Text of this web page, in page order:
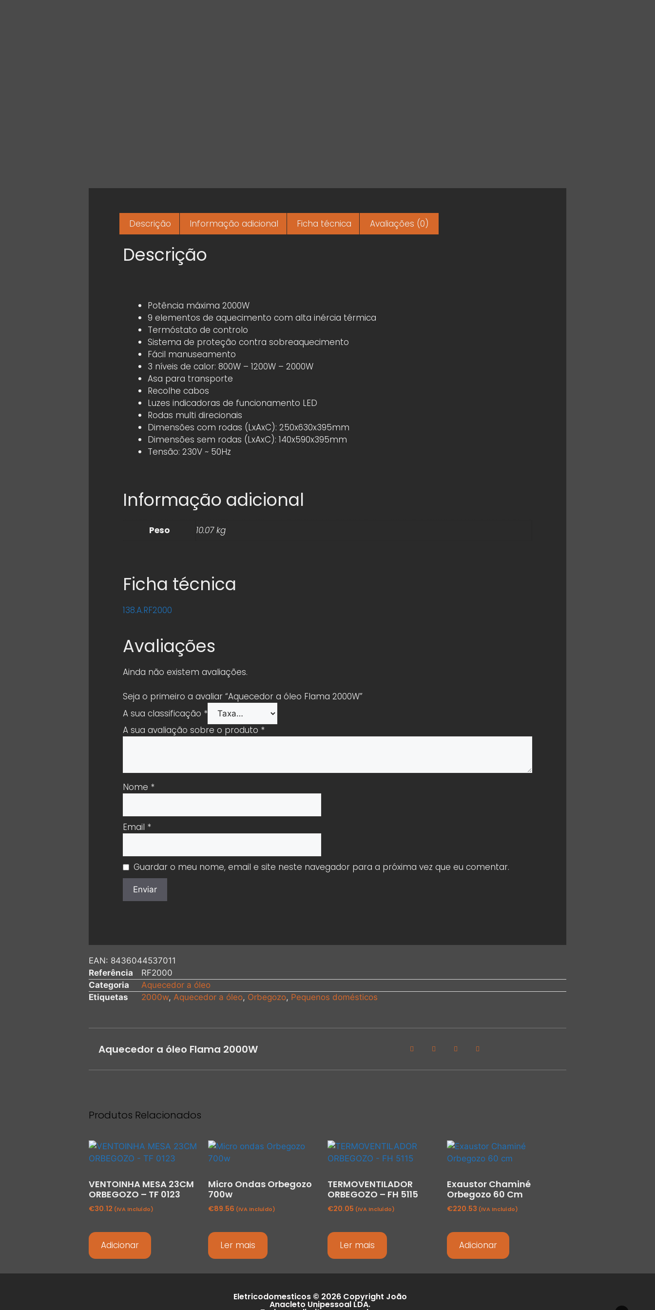
Descrição Informação adicional Ficha técnica Avaliações (0)
Descrição
Potência máxima 2000W
9 elementos de aquecimento com alta inércia térmica
Termóstato de controlo
Sistema de proteção contra sobreaquecimento
Fácil manuseamento
3 níveis de calor: 800W – 1200W – 2000W
Asa para transporte
Recolhe cabos
Luzes indicadoras de funcionamento LED
Rodas multi direcionais
Dimensões com rodas (LxAxC): 250x630x395mm
Dimensões sem rodas (LxAxC): 140x590x395mm
Tensão: 230V ~ 50Hz
Informação adicional
Peso 10.07 kg
Ficha técnica
138.A.RF2000
Avaliações
Ainda não existem avaliações.
Seja o primeiro a avaliar “Aquecedor a óleo Flama 2000W”
A sua classificação *
A sua avaliação sobre o produto *
Nome *
Email *
Guardar o meu nome, email e site neste navegador para a próxima vez que eu comentar.
EAN: 8436044537011
Referência
RF2000
Categoria
Aquecedor a óleo
Etiquetas
2000w, Aquecedor a óleo, Orbegozo, Pequenos domésticos
Aquecedor a óleo Flama 2000W
Produtos Relacionados
VENTOINHA MESA 23CM
ORBEGOZO – TF 0123
€30.12 (IVA Incluído)
Adicionar
Micro Ondas Orbegozo
700w
€89.56 (IVA Incluído)
Ler mais
TERMOVENTILADOR
ORBEGOZO – FH 5115
€20.05 (IVA Incluído)
Ler mais
Exaustor Chaminé
Orbegozo 60 Cm
€220.53 (IVA Incluído)
Adicionar
Eletricodomesticos © 2026 Copyright João
Anacleto Unipessoal LDA.